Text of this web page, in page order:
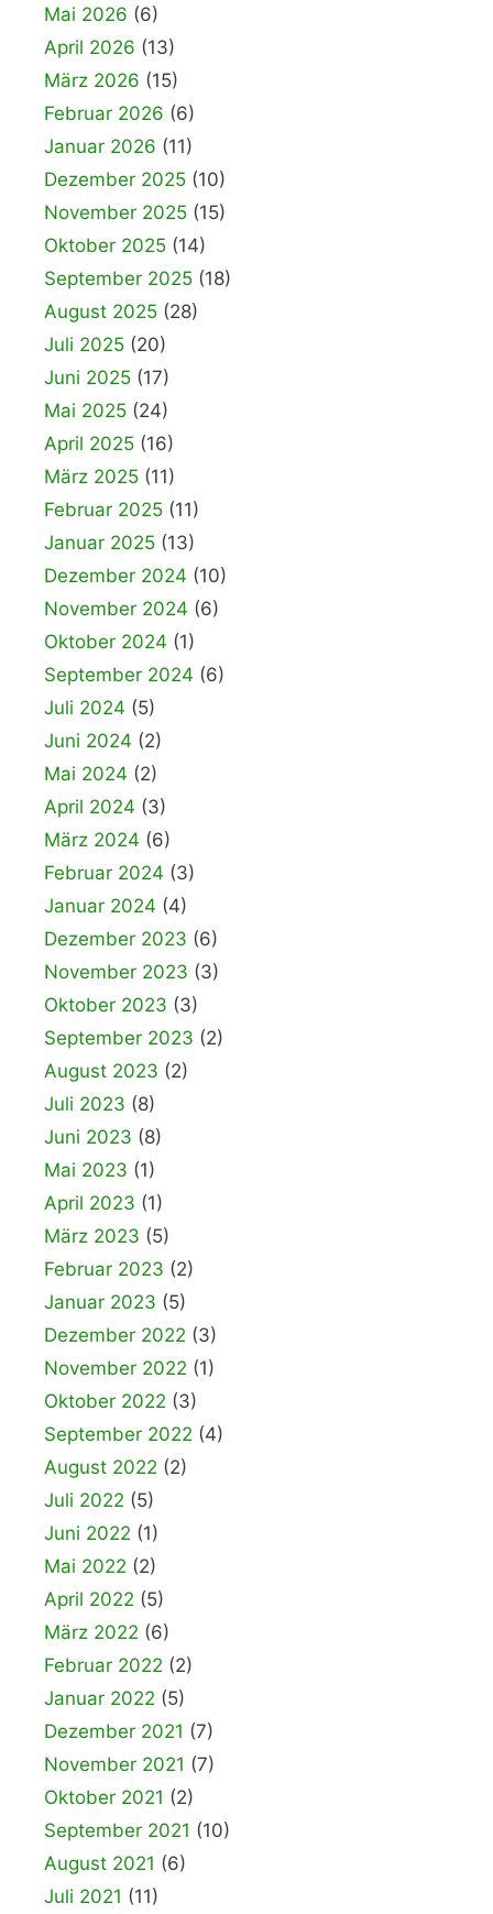
Mai 2026 (6)
April 2026 (13)
März 2026 (15)
Februar 2026 (6)
Januar 2026 (11)
Dezember 2025 (10)
November 2025 (15)
Oktober 2025 (14)
September 2025 (18)
August 2025 (28)
Juli 2025 (20)
Juni 2025 (17)
Mai 2025 (24)
April 2025 (16)
März 2025 (11)
Februar 2025 (11)
Januar 2025 (13)
Dezember 2024 (10)
November 2024 (6)
Oktober 2024 (1)
September 2024 (6)
Juli 2024 (5)
Juni 2024 (2)
Mai 2024 (2)
April 2024 (3)
März 2024 (6)
Februar 2024 (3)
Januar 2024 (4)
Dezember 2023 (6)
November 2023 (3)
Oktober 2023 (3)
September 2023 (2)
August 2023 (2)
Juli 2023 (8)
Juni 2023 (8)
Mai 2023 (1)
April 2023 (1)
März 2023 (5)
Februar 2023 (2)
Januar 2023 (5)
Dezember 2022 (3)
November 2022 (1)
Oktober 2022 (3)
September 2022 (4)
August 2022 (2)
Juli 2022 (5)
Juni 2022 (1)
Mai 2022 (2)
April 2022 (5)
März 2022 (6)
Februar 2022 (2)
Januar 2022 (5)
Dezember 2021 (7)
November 2021 (7)
Oktober 2021 (2)
September 2021 (10)
August 2021 (6)
Juli 2021 (11)